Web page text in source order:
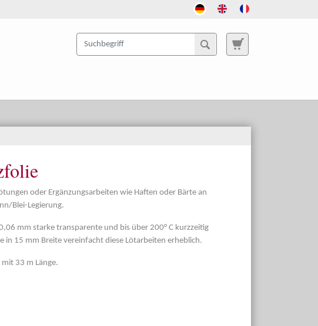
oder Ergänzungsarbeiten wie Haften oder Bärte an
Blei-Legierung.
mm starke transparente und bis über 200° C kurzzeitig
in 15 mm Breite vereinfacht diese Lötarbeiten erheblich.
33 m Länge.